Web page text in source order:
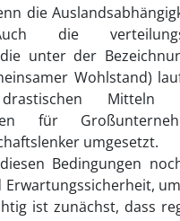
die
die
unter der
Wohlstand)
Mitteln
für
umgesetzt.
Bedingungen
ist zunächst, dass